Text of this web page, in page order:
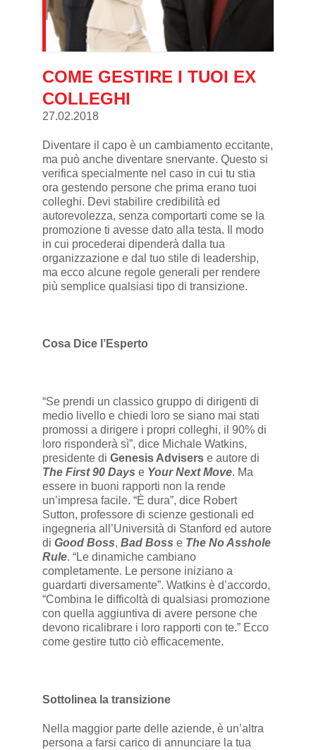
COME GESTIRE I TUOI EX
COLLEGHI
27.02.2018
Diventare il capo è un cambiamento eccitante,
ma può anche diventare snervante. Questo si
verifica specialmente nel caso in cui tu stia
ora gestendo persone che prima erano tuoi
colleghi. Devi stabilire credibilità ed
autorevolezza, senza comportarti come se la
promozione ti avesse dato alla testa. Il modo
in cui procederai dipenderà dalla tua
organizzazione e dal tuo stile di leadership,
ma ecco alcune regole generali per rendere
più semplice qualsiasi tipo di transizione.
Cosa Dice l’Esperto
“Se prendi un classico gruppo di dirigenti di
medio livello e chiedi loro se siano mai stati
promossi a dirigere i propri colleghi, il 90% di
loro risponderà sì”, dice Michale Watkins,
presidente di Genesis Adviserse autore di
The First 90 Days e Your Next Move. Ma
essere in buoni rapporti non la rende
un’impresa facile. “È dura”, dice Robert
Sutton, professore di scienze gestionali ed
ingegneria all’Università di Stanford ed autore
di Good Boss, Bad Boss e The No Asshole
Rule. “Le dinamiche cambiano
completamente. Le persone iniziano a
guardarti diversamente”. Watkins è d’accordo,
“Combina le difficoltà di qualsiasi promozione
con quella aggiuntiva di avere persone che
devono ricalibrare i loro rapporti con te.” Ecco
come gestire tutto ciò efficacemente.
Sottolinea la transizione
Nella maggior parte delle aziende, è un’altra
persona a farsi carico di annunciare la tua